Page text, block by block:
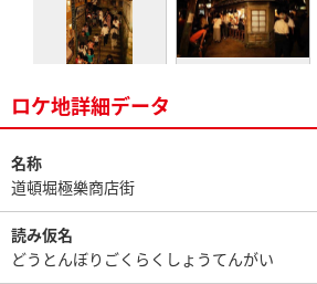
ロケ地詳細データ
名称
道頓堀極樂商店街
読み仮名
どうとんぼりごくらくしょうてんがい